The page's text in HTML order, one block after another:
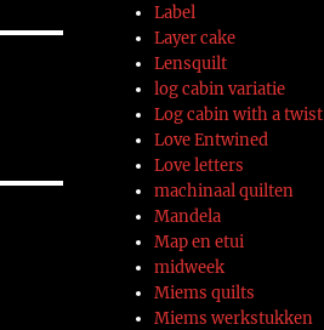
Label
Layer cake
Lensquilt
log cabin variatie
Log cabin with a twist
Love Entwined
Love letters
machinaal quilten
Mandela
Map en etui
midweek
Miems quilts
Miems werkstukken